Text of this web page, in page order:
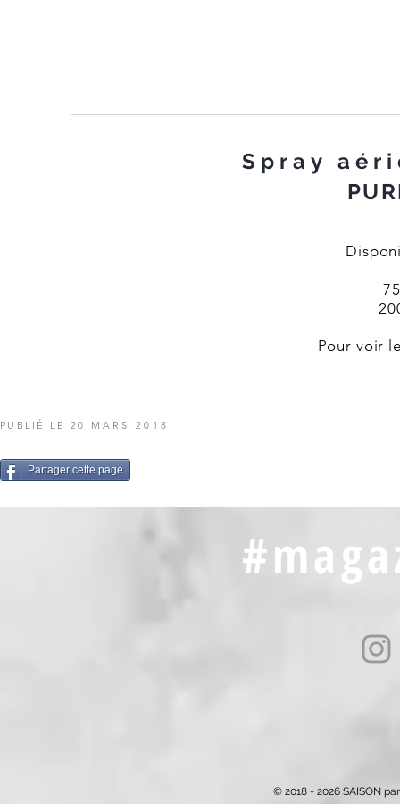
Spray
Pour voir
PUBLIÉ LE 20 MARS 2018
Partager cette page
© 2018 - 2026 SAISON